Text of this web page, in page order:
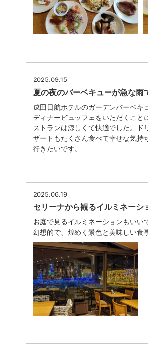
2025.09.15
夏の夜のバーベキューが急な雨
成田日航ホテルのガーデンバーベキ
ディナービュッフェをいただくこと
ストランは涼しくて快適でした。
ザートもたくさん食べて幸せな気持
行きたいです。
2025.06.19
セリーナから観るイルミネーシ
お庭で見るイルミネーションもいい
幻想的で、煌めく景色と美味しい食